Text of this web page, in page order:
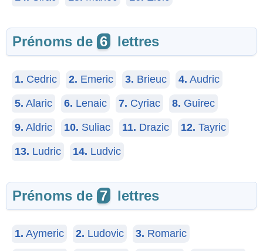
Prénoms de 6 lettres
1. Cedric 2. Emeric 3. Brieuc 4. Audric
5. Alaric 6. Lenaic 7. Cyriac 8. Guirec
9. Aldric 10. Suliac 11. Drazic 12. Tayric
13. Ludric 14. Ludvic
Prénoms de 7 lettres
1. Aymeric 2. Ludovic 3. Romaric